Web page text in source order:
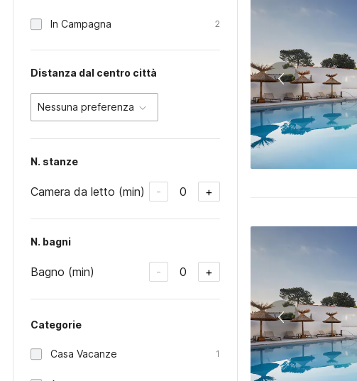
In Campagna 2
Distanza dal centro città
Nessuna preferenza
N. stanze
Camera da letto (min) - 0 +
N. bagni
Bagno (min) - 0 +
Categorie
Casa Vacanze 1